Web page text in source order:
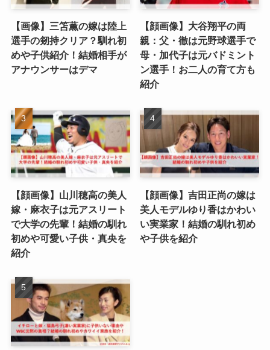
【画像】三笘薫の嫁は陸上
選手の剱持クリア？馴れ初
めや子供紹介！結婚相手が
アナウンサーはデマ
【顔画像】大谷翔平の両
親：父・徹は元野球選手で
母・加代子は元バドミント
ン選手！お二人の育て方も
紹介
【顔画像】山川穂高の美人
嫁・麻衣子は元アスリート
で大学の先輩！結婚の馴れ
初めや可愛い子供・真央を
紹介
【顔画像】吉田正尚の嫁は
美人モデルゆり香はかわい
い実業家！結婚の馴れ初め
や子供を紹介